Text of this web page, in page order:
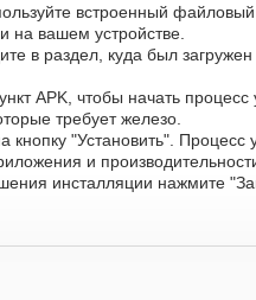
встроенный
вашем устройстве.
в раздел, куда был
APK, чтобы начать процесс
требует железо.
кнопку "Установить". Процесс
и производительности
инсталляции нажмите